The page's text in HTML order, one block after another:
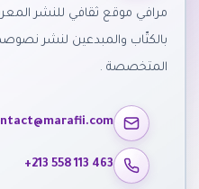
مرافي موقع ثقافي للنشر
بالكتّاب والمبدعين لنشر
المتخصصة .
+213 558 113 463